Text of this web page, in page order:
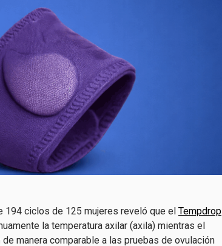
194 ciclos de 125 mujeres reveló que el Tempdrop
la temperatura axilar (axila) mientras el
manera comparable a las pruebas de ovulación